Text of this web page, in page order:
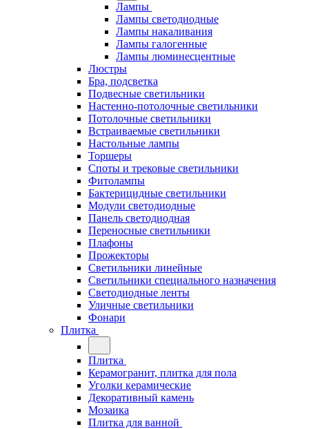
Лампы
Лампы светодиодные
Лампы накаливания
Лампы галогенные
Лампы люминесцентные
Люстры
Бра, подсветка
Подвесные светильники
Настенно-потолочные светильники
Потолочные светильники
Встраиваемые светильники
Настольные лампы
Торшеры
Споты и трековые светильники
Фитолампы
Бактерицидные светильники
Модули светодиодные
Панель светодиодная
Переносные светильники
Плафоны
Прожекторы
Светильники линейные
Светильники специального назначения
Светодиодные ленты
Уличные светильники
Фонари
Плитка
Плитка
Керамогранит, плитка для пола
Уголки керамические
Декоративный камень
Мозаика
Плитка для ванной